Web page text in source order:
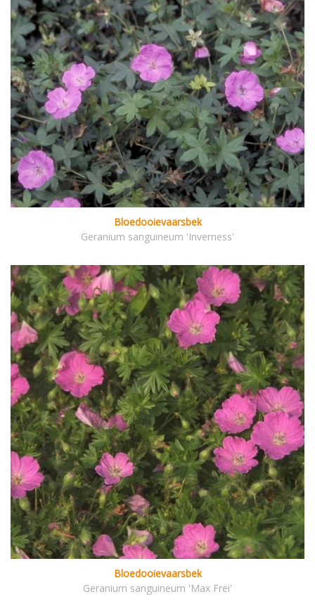
Bloedooievaarsbek
Geranium sanguineum 'Inverness'
Bloedooievaarsbek
Geranium sanguineum 'Max Frei'